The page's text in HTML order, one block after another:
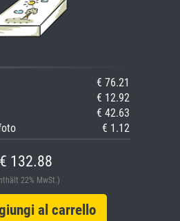
€ 76.21
€ 12.92
€ 42.63
€ 1.12
€ 132.88
22% MwSt.)
al carrello